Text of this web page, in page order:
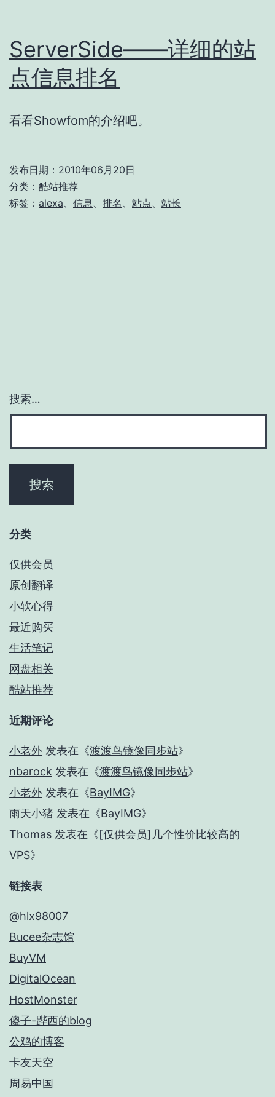
ServerSide——详细的站
点信息排名
看看Showfom的介绍吧。
发布日期： 2010年06月20日
分类： 酷站推荐
标签： alexa 信息 排名 站点 站长
搜索…
分类
仅供会员
原创翻译
小软心得
最近购买
生活笔记
网盘相关
酷站推荐
近期评论
小老外 发表在《渡渡鸟镜像同步站》
nbarock 发表在《渡渡鸟镜像同步站》
小老外 发表在《BayIMG》
雨天小猪 发表在《BayIMG》
Thomas 发表在《[仅供会员]几个性价比较高的
VPS》
链接表
@hlx98007
Bucee杂志馆
BuyVM
DigitalOcean
HostMonster
傻子-跸西的blog
公鸡的博客
卡友天空
周易中国